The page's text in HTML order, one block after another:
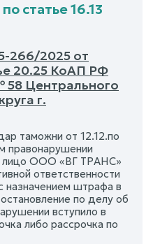
статье 16.13
266/2025 от
20.25 КоАП РФ
Центрального
г.
таможни от 12.12.по
правонарушении
ООО «ВГ ТРАНС»
ответственности
назначением штрафа в
по делу об
вступило в
либо рассрочка по